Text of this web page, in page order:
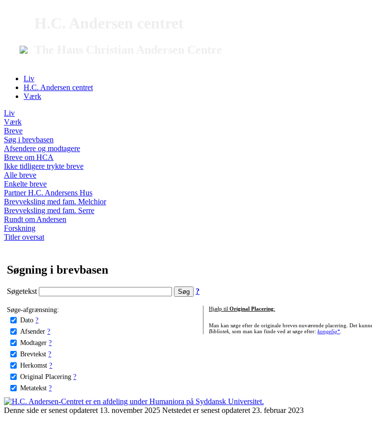
Liv
H.C. Andersen centret
Værk
Liv
Værk
Breve
Søg i brevbasen
Afsendere og modtagere
Breve om HCA
Ikke tidligere trykte breve
Alle breve
Enkelte breve
Partner H.C. Andersens Hus
Brevveksling med fam. Melchior
Brevveksling med fam. Serre
Rundt om Andersen
Forskning
Titler oversat
Søgning i brevbasen
Søgetekst ?
Søge-afgrænsning:
Dato ?
Afsender ?
Modtager ?
Brevtekst ?
Herkomst ?
Original Placering ?
Metatekst ?
Hjælp til Original Placering:
Man kan søge efter de originale breves nuværende placering. Det
Bibliotek, som man kan finde ved at søge efter: kongelig*.
Denne side er senest opdateret 13. november 2025 Netstedet er senest opdateret 23. februar 2023